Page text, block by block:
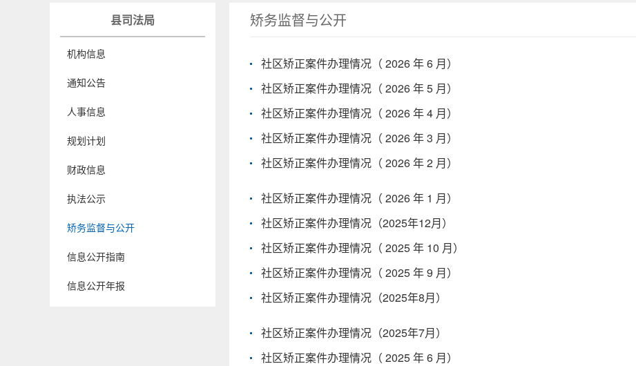
县司法局
机构信息
通知公告
人事信息
规划计划
财政信息
执法公示
矫务监督与公开
信息公开指南
信息公开年报
矫务监督与公开
社区矫正案件办理情况（ 2026 年 6 月）
社区矫正案件办理情况（ 2026 年 5 月）
社区矫正案件办理情况（ 2026 年 4 月）
社区矫正案件办理情况（ 2026 年 3 月）
社区矫正案件办理情况（ 2026 年 2 月）
社区矫正案件办理情况（ 2026 年 1 月）
社区矫正案件办理情况（2025年12月）
社区矫正案件办理情况（ 2025 年 10 月）
社区矫正案件办理情况（ 2025 年 9 月）
社区矫正案件办理情况（2025年8月）
社区矫正案件办理情况（2025年7月）
社区矫正案件办理情况（ 2025 年 6 月）